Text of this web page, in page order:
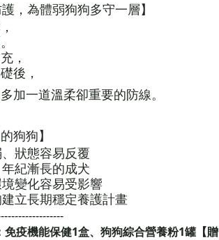
護，為體弱狗狗多守一層】
，
後，
加一道溫柔卻重要的防線。
狗狗】
狀態容易反覆
紀漸長的成犬
變化容易受影響
立長期穩定養護計畫
免疫機能保健1盒、狗狗綜合營養粉1罐【